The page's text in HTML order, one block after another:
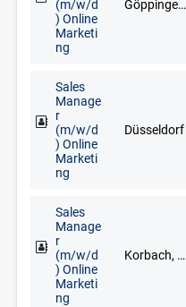
(m/w/d
) Online
Marketi
ng
Göppingen, Heilbronn, Rottweil, Schwäbisch Hall, Stuttgart, Ulm, Villingen-Schwenningen
Sales
Manage
r
(m/w/d
) Online
Marketi
ng
Düsseldorf
Sales
Manage
r
(m/w/d
) Online
Marketi
ng
Korbach, Brilon, Frankenberg, Fritzlar, Fuldabrück, Kassel, Kirchhain, Marburg, Meschede, Schwalmstadt, Siegen